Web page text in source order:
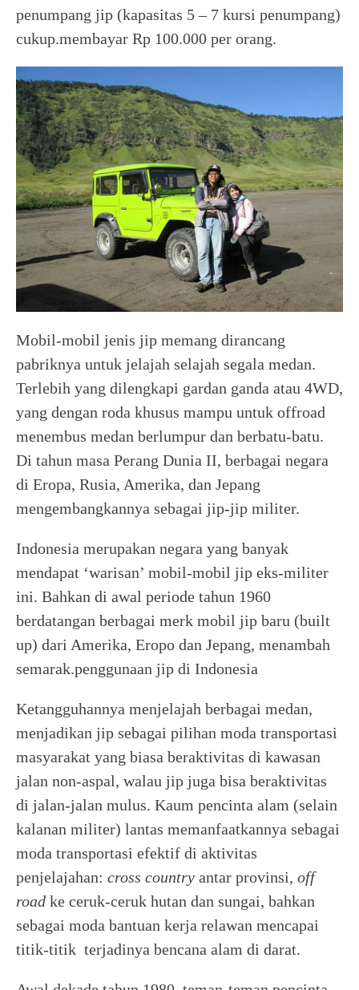
penumpang jip (kapasitas 5 – 7 kursi penumpang)
cukup.membayar Rp 100.000 per orang.
Mobil-mobil jenis jip memang dirancang
pabriknya untuk jelajah selajah segala medan.
Terlebih yang dilengkapi gardan ganda atau 4WD,
yang dengan roda khusus mampu untuk offroad
menembus medan berlumpur dan berbatu-batu.
Di tahun masa Perang Dunia II, berbagai negara
di Eropa, Rusia, Amerika, dan Jepang
mengembangkannya sebagai jip-jip militer.
Indonesia merupakan negara yang banyak
mendapat ‘warisan’ mobil-mobil jip eks-militer
ini. Bahkan di awal periode tahun 1960
berdatangan berbagai merk mobil jip baru (built
up) dari Amerika, Eropo dan Jepang, menambah
semarak.penggunaan jip di Indonesia
Ketangguhannya menjelajah berbagai medan,
menjadikan jip sebagai pilihan moda transportasi
masyarakat yang biasa beraktivitas di kawasan
jalan non-aspal, walau jip juga bisa beraktivitas
di jalan-jalan mulus. Kaum pencinta alam (selain
kalanan militer) lantas memanfaatkannya sebagai
moda transportasi efektif di aktivitas
penjelajahan: cross country antar provinsi, off
road ke ceruk-ceruk hutan dan sungai, bahkan
sebagai moda bantuan kerja relawan mencapai
titik-titik terjadinya bencana alam di darat.